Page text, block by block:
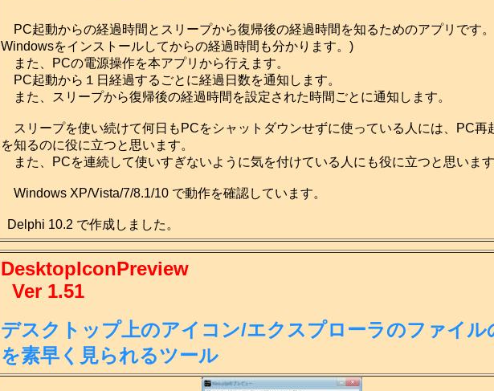
PC起動からの経過時間とスリープから復帰後の経過時間を知るためのアプリです
Windowsをインストールしてからの経過時間も分かります。)
また、PCの電源操作を本アプリから行えます。
PC起動から１日経過するごとに経過日数を通知します。
また、スリープから復帰後の経過時間を設定された時間ごとに通知します。
スリープを使い続けて何日もPCをシャットダウンせずに使っている人には、PC再
を知るのに役に立つと思います。
また、PCを連続して使いすぎないように気を付けている人にも役に立つと思いま
Windows XP/Vista/7/8.1/10 で動作を確認しています。
Delphi 10.2 で作成しました。
DesktopIconPreview
Ver 1.51
デスクトップ上のアイコン/エクスプローラのファイル
を素早く見られるツール